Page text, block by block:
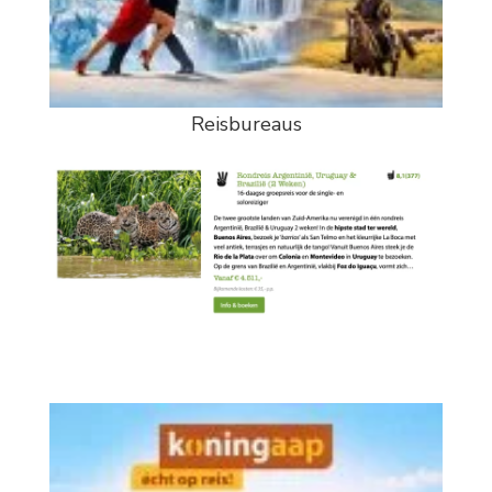
Reisbureaus